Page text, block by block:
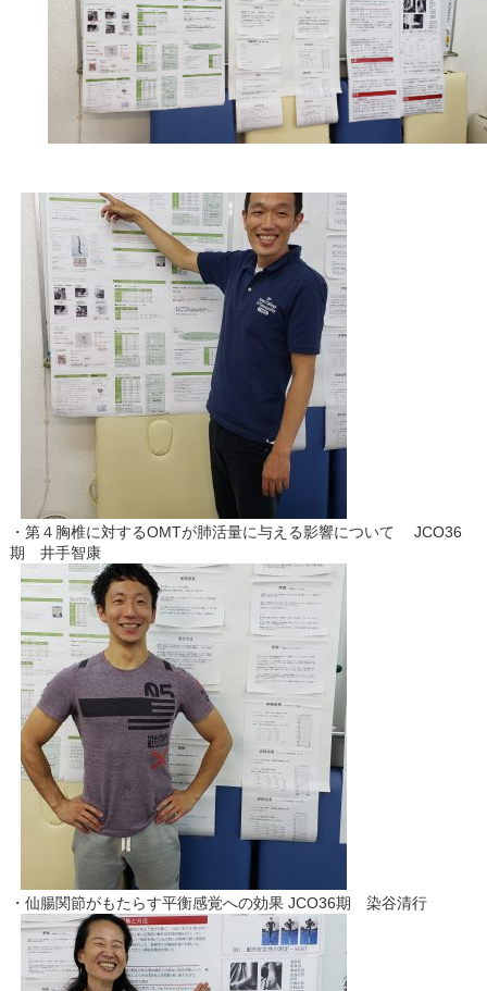
・第４胸椎に対するOMTが肺活量に与える影響について JCO36
期 井手智康
・仙腸関節がもたらす平衡感覚への効果 JCO36期 染谷清行